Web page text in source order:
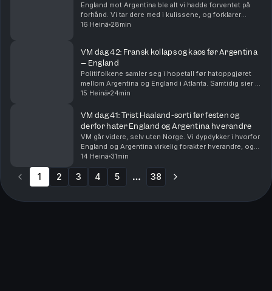
England mot Argentina ble alt vi hadde forventet på
forhånd. Vi tar dere med i kulissene, og forklarer
hvorfor Lionel Messi og Argentina er finaleklare.
16 Heinä 28min
VM dag 42: Fransk kollaps og kaos før Argentina
– England
Politifolkene samler seg i hopetall før hatoppgjøret
mellom Argentina og England i Atlanta. Samtidig sier vi
farvel til Frankrike, og erkjenner at Spania har lurt oss
15 Heinä 24min
VM dag 41: Trist Haaland-sorti før festen og
derfor hater England og Argentina hverandre
VM går videre, selv uten Norge. Vi dypdykker i hvorfor
England og Argentina virkelig forakter hverandre, og
føltes det ikke som at den største stjernen manglet på
Slottsplassen?
14 Heinä 31min
1 2 3 4 5 38